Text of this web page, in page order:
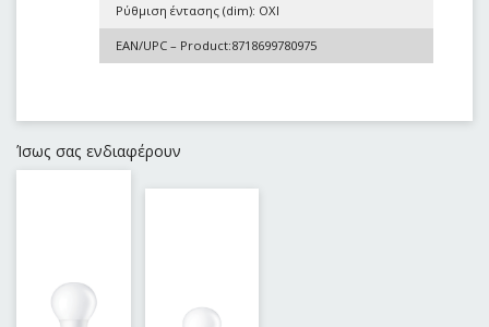
Ρύθμιση έντασης (dim): OXI
EAN/UPC – Product:8718699780975
Ίσως σας ενδιαφέρουν